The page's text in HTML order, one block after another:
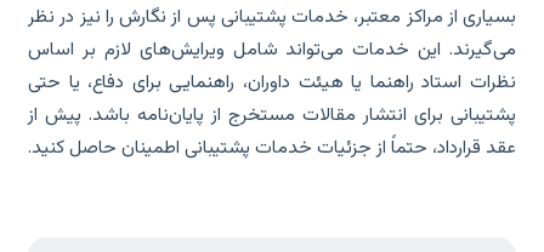
از مراکز معتبر، خدمات پشتیبانی پس از نگارش را نیز در نظر
این خدمات می‌تواند شامل ویرایش‌های لازم بر اساس
استاد راهنما یا هیئت داوران، راهنمایی برای دفاع، یا حتی
برای انتشار مقالات مستخرج از پایان‌نامه باشد. پیش از
قرارداد، حتماً از جزئیات خدمات پشتیبانی اطمینان حاصل کنید.